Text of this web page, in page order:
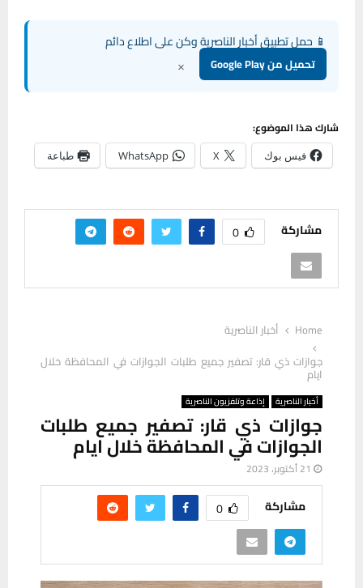
📱 حمل تطبيق أخبار الناصرية وكن على اطلاع دائم
تحميل من Google Play ×
شارك هذا الموضوع:
فيس بوك X
WhatsApp طباعة
مشاركة 0
Home
أخبار الناصرية
جوازات ذي قار: تصفير جميع طلبات الجوازات في المحافظة خلال
ايام
أخبار الناصرية إذاعة وتلفزيون الناصرية
جوازات ذي قار: تصفير جميع طلبات
الجوازات في المحافظة خلال ايام
21 أكتوبر، 2023
مشاركة 0